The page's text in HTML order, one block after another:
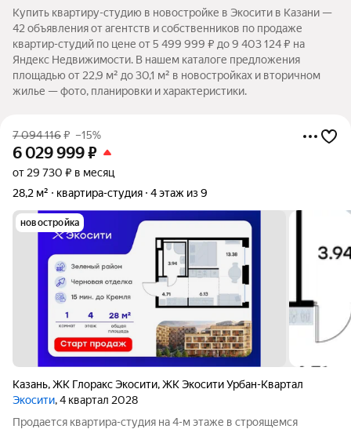
Купить квартиру-студию в новостройке в Экосити в Казани —
42 объявления от агентств и собственников по продаже
квартир-студий по цене от 5 499 999 ₽ до 9 403 124 ₽ на
Яндекс Недвижимости. В нашем каталоге предложения
площадью от 22,9 м² до 30,1 м² в новостройках и вторичном
жилье — фото, планировки и характеристики.
7 094 116₽ –15%
6 029 999₽
от 29 730 ₽ в месяц
28,2 м²
квартира-студия 4 этаж из 9
новостройка
Казань,ЖК Глоракс Экосити,ЖК Экосити Урбан-Квартал
Экосити, 4 квартал 2028
Продается квартира-студия на 4-м этаже в строящемся